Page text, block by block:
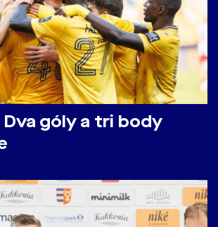
Dva góly a tri body